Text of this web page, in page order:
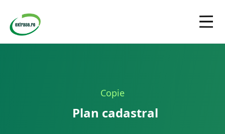
Copie
Plan cadastral